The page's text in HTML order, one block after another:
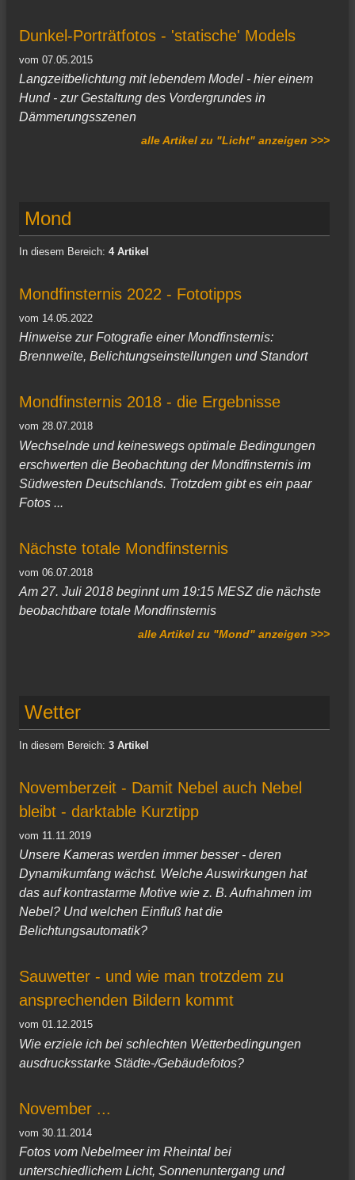
Dunkel-Porträtfotos - 'statische' Models
vom 07.05.2015
Langzeitbelichtung mit lebendem Model - hier einem
Hund - zur Gestaltung des Vordergrundes in
Dämmerungsszenen
alle Artikel zu "Licht" anzeigen >>>
Mond
In diesem Bereich: 4 Artikel
Mondfinsternis 2022 - Fototipps
vom 14.05.2022
Hinweise zur Fotografie einer Mondfinsternis:
Brennweite, Belichtungseinstellungen und Standort
Mondfinsternis 2018 - die Ergebnisse
vom 28.07.2018
Wechselnde und keineswegs optimale Bedingungen
erschwerten die Beobachtung der Mondfinsternis im
Südwesten Deutschlands. Trotzdem gibt es ein paar
Fotos ...
Nächste totale Mondfinsternis
vom 06.07.2018
Am 27. Juli 2018 beginnt um 19:15 MESZ die nächste
beobachtbare totale Mondfinsternis
alle Artikel zu "Mond" anzeigen >>>
Wetter
In diesem Bereich: 3 Artikel
Novemberzeit - Damit Nebel auch Nebel
bleibt - darktable Kurztipp
vom 11.11.2019
Unsere Kameras werden immer besser - deren
Dynamikumfang wächst. Welche Auswirkungen hat
das auf kontrastarme Motive wie z. B. Aufnahmen im
Nebel? Und welchen Einfluß hat die
Belichtungsautomatik?
Sauwetter - und wie man trotzdem zu
ansprechenden Bildern kommt
vom 01.12.2015
Wie erziele ich bei schlechten Wetterbedingungen
ausdrucksstarke Städte-/Gebäudefotos?
November ...
vom 30.11.2014
Fotos vom Nebelmeer im Rheintal bei
unterschiedlichem Licht, Sonnenuntergang und